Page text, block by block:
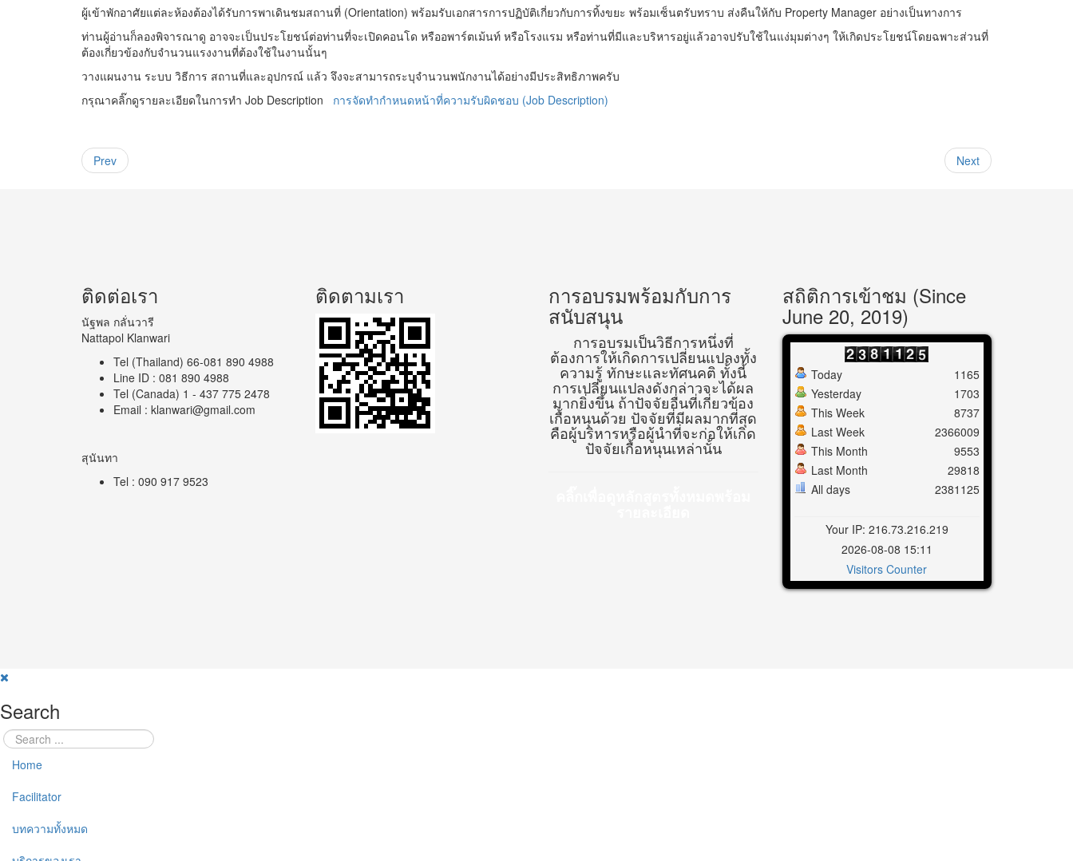
ผู้เข้าพักอาศัยแต่ละห้องต้องได้รับการพาเดินชมสถานที่ (Orientation) พร้อมรับเอกสารการปฏิบัติเกี่ยวกับการทิ้งขยะ พร้อมเซ็นตรับทราบ ส่งคืนให้กับ Property Manager อย่างเป็นทางการ
ท่านผู้อ่านก็ลองพิจารณาดู อาจจะเป็นประโยชน์ต่อท่านที่จะเปิดคอนโด หรืออพาร์ตเม้นท์ หรือโรงแรม หรือท่านที่มีและบริหารอยู่แล้วอาจปรับใช้ในแง่มุมต่างๆ ให้เกิดประโยชน์โดยฉพาะส่วนที่
ต้องเกี่ยวข้องกับจำนวนแรงงานที่ต้องใช้ในงานนั้นๆ
วางแผนงาน ระบบ วิธีการ สถานที่และอุปกรณ์ แล้ว จึงจะสามารถระบุจำนวนพนักงานได้อย่างมีประสิทธิภาพครับ
กรุณาคลิ๊กดูรายละเอียดในการทำ Job Description การจัดทำกำหนดหน้าที่ความรับผิดชอบ (Job Description)
Prev Next
ติดต่อเรา
นัฐพล กลั่นวารี
Nattapol Klanwari
Tel (Thailand) 66-081 890 4988
Line ID : 081 890 4988
Tel (Canada) 1 - 437 775 2478
Email : klanwari@gmail.com
สุนันทา
Tel : 090 917 9523
ติดตามเรา การอบรมพร้อมกับการ
สนับสนุน
การอบรมเป็นวิธีการหนึ่งที่
ต้องการให้เกิดการเปลี่ยนแปลงทั้ง
ความรู้ ทักษะและทัศนคติ ทั้งนี้
การเปลี่ยนแปลงดังกล่าวจะได้ผล
มากยิ่งขึ้น ถ้าปัจจัยอื่นที่เกี่ยวข้อง
เกื้อหนุนด้วย ปัจจัยที่มีผลมากที่สุด
คือผู้บริหารหรือผู้นำที่จะก่อให้เกิด
ปัจจัยเกื้อหนุนเหล่านั้น
สถิติการเข้าชม (Since
June 20, 2019)
Today
Yesterday
This Week
Last Week
This Month
Last Month
All days
1165
1703
8737
2366009
9553
29818
2381125
Your IP: 216.73.216.219
2026-08-08 15:11
Visitors Counter
Search
Home
Facilitator
บทความทั้งหมด